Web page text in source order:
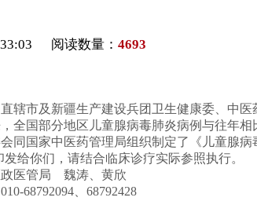
阅读数量： 4693
辖市及新疆生产建设兵团卫生健康委、中医
国部分地区儿童腺病毒肺炎病例与往年相
同国家中医药管理局组织制定了《儿童腺
发给你们，请结合临床诊疗实际参照执行。
医管局 魏涛、黄欣
68792094、68792428